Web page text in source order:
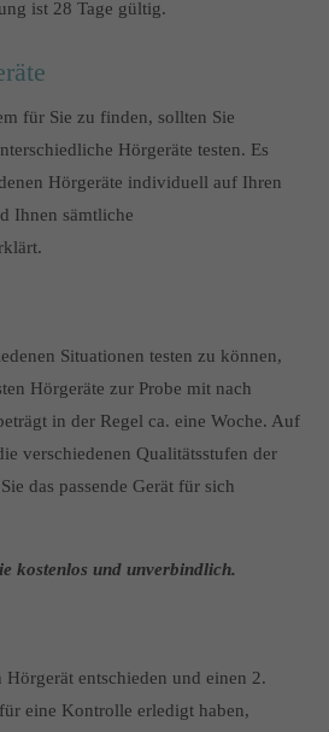
ist 28 Tage gültig.
für Sie zu finden, sollten Sie
Hörgeräte testen. Es
Hörgeräte individuell auf Ihren
Ihnen sämtliche
Situationen testen zu können,
Hörgeräte zur Probe mit nach
in der Regel ca. eine Woche. Auf
verschiedenen Qualitätsstufen der
das passende Gerät für sich
kostenlos und unverbindlich.
entschieden und einen 2.
eine Kontrolle erledigt haben,